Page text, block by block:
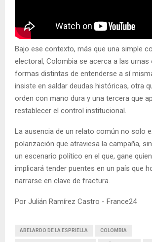
Bajo ese contexto, más que una simple
electoral, Colombia se acerca a las
formas distintas de entenderse a sí
insiste en saldar deudas históricas, otra
orden con mano dura y una tercera que
restablecer el control institucional.
La ausencia de un relato común no solo
polarización que atraviesa la campaña,
un escenario político en el que, gane
implicará tender puentes en un país que
narrarse en clave de fractura.
Por Julián Ramírez Castro - France24
ABELARDO DE LA ESPRIELLA COLOMBIA